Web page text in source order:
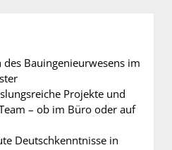
Bauingenieurwesens im
Projekte und
– ob im Büro oder auf
Deutschkenntnisse in